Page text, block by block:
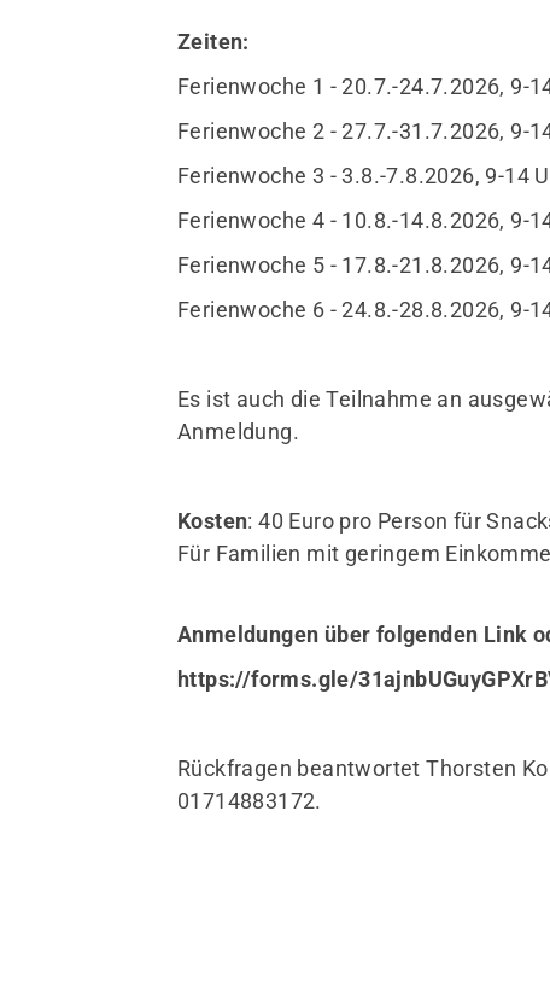
Zeiten:
Ferienwoche 1 - 20.7.-24.7.2026, 9-
Ferienwoche 2 - 27.7.-31.7.2026, 9-
Ferienwoche 3 - 3.8.-7.8.2026, 9-14
Ferienwoche 4 - 10.8.-14.8.2026, 9-
Ferienwoche 5 - 17.8.-21.8.2026, 9-
Ferienwoche 6 - 24.8.-28.8.2026, 9-
Es ist auch die Teilnahme an
Anmeldung.
Kosten: 40 Euro pro Person für
Für Familien mit geringem
Anmeldungen über folgenden Link
https://forms.gle/
Rückfragen beantwortet Thorsten
01714883172.